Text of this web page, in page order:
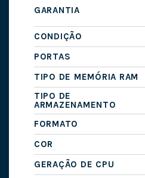
GARANTIA
CONDIÇÃO
PORTAS
TIPO DE MEMÓRIA RAM
TIPO DE
ARMAZENAMENTO
FORMATO
COR
GERAÇÃO DE CPU